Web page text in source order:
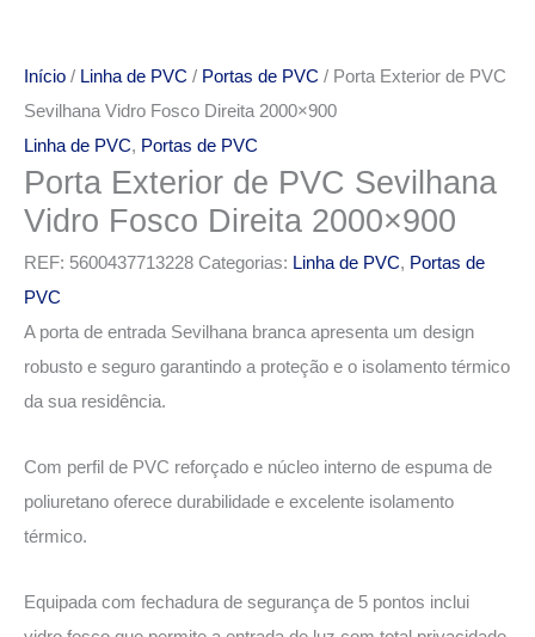
Início / Linha de PVC / Portas de PVC / Porta Exterior de PVC
Sevilhana Vidro Fosco Direita 2000×900
Linha de PVC, Portas de PVC
Porta Exterior de PVC Sevilhana
Vidro Fosco Direita 2000×900
REF: 5600437713228 Categorias: Linha de PVC, Portas de
PVC
A porta de entrada Sevilhana branca apresenta um design
robusto e seguro garantindo a proteção e o isolamento térmico
da sua residência.
Com perfil de PVC reforçado e núcleo interno de espuma de
poliuretano oferece durabilidade e excelente isolamento
térmico.
Equipada com fechadura de segurança de 5 pontos inclui